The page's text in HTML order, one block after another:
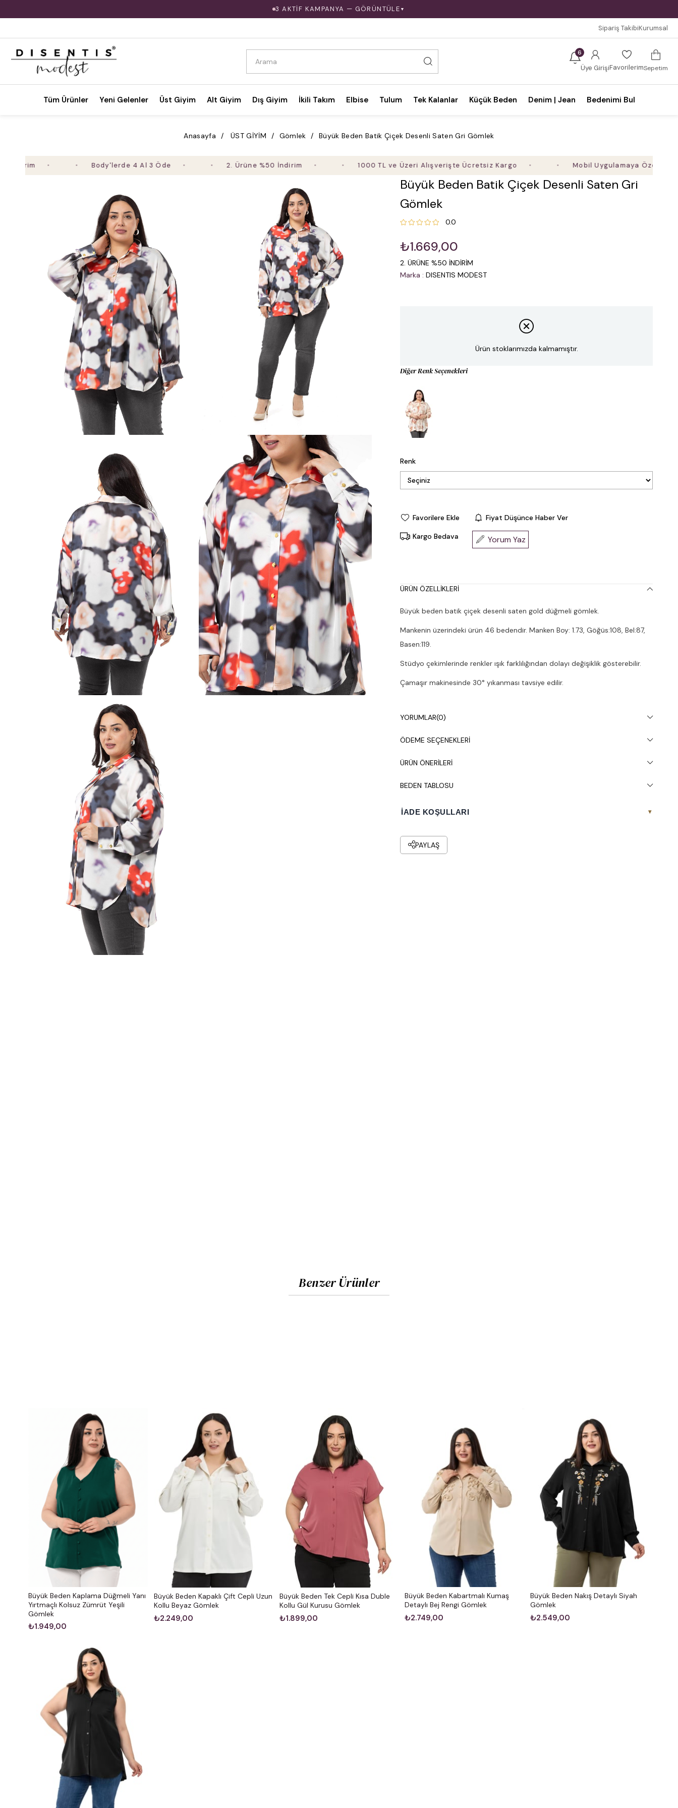
3 AKTİF KAMPANYA — GÖRÜNTÜLE ▼
Sipariş TakibiKurumsal
6
Üye GirişiFavorilerimSepetim
Tüm Ürünler Yeni Gelenler Üst Giyim Alt Giyim Dış Giyim İkili Takım Elbise Tulum Tek Kalanlar Küçük Beden Denim | Jean Bedenimi Bul
Anasayfa ÜST GİYİM Gömlek Büyük Beden Batik Çiçek Desenli Saten Gri Gömlek
Body'lerde 4 Al 3 Öde 2. Ürüne %50 İndirim 1000 TL ve Üzeri Alışverişte Ücretsiz Kargo Mobil Uygulamaya Özel Ek %5
Büyük Beden Batik Çiçek Desenli Saten Gri
Gömlek
0.0
₺1.669,00
2. ÜRÜNE %50 İNDİRİM
Marka : DISENTIS MODEST
Ürün stoklarımızda kalmamıştır.
Diğer Renk Seçenekleri
Renk
Favorilere Ekle Fiyat Düşünce Haber Ver
Kargo Bedava Yorum Yaz
ÜRÜN ÖZELLIKLERI
Büyük beden batik çiçek desenli saten gold düğmeli gömlek.
Mankenin üzerindeki ürün 46 bedendir. Manken Boy: 1.73, Göğüs:108, Bel:87,
Basen:119.
Stüdyo çekimlerinde renkler ışık farklılığından dolayı değişiklik gösterebilir.
Çamaşır makinesinde 30° yıkanması tavsiye edilir.
YORUMLAR(0)
ÖDEME SEÇENEKLERI
ÜRÜN ÖNERILERI
BEDEN TABLOSU
İADE KOŞULLARI ▾
PAYLAŞ
Benzer Ürünler
Büyük Beden Kaplama Düğmeli Yanı
Yırtmaçlı Kolsuz Zümrüt Yeşili
Gömlek
₺1.949,00
Büyük Beden Kapaklı Çift Cepli Uzun
Kollu Beyaz Gömlek
₺2.249,00
Büyük Beden Tek Cepli Kısa Duble
Kollu Gül Kurusu Gömlek
₺1.899,00
Büyük Beden Kabartmalı Kumaş
Detaylı Bej Rengi Gömlek
₺2.749,00
Büyük Beden Nakış Detaylı Siyah
Gömlek
₺2.549,00